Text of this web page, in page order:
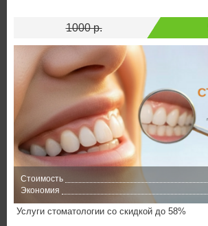
1000 р.
Стоимость
Экономия
Услуги стоматологии со скидкой до 58%